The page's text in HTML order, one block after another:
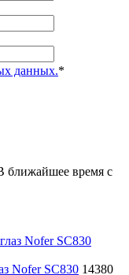
данных.*
ближайшее время с
Nofer SC830 14380